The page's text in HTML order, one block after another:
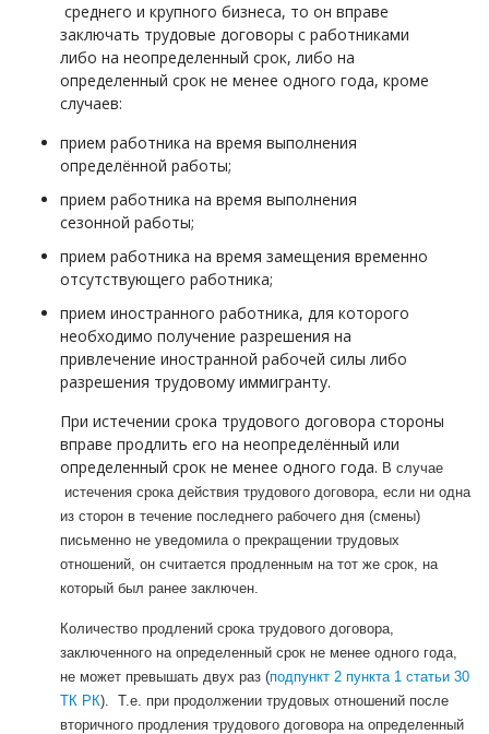
среднего и крупного бизнеса, то он вправе
заключать трудовые договоры с работниками
либо на неопределенный срок, либо на
определенный срок не менее одного года, кроме
случаев:
прием работника на время выполнения
определённой работы;
прием работника на время выполнения
сезонной работы;
прием работника на время замещения временно
отсутствующего работника;
прием иностранного работника, для которого
необходимо получение разрешения на
привлечение иностранной рабочей силы либо
разрешения трудовому иммигранту.
При истечении срока трудового договора стороны
вправе продлить его на неопределённый или
определенный срок не менее одного года. В случае
истечения срока действия трудового договора, если ни одна
из сторон в течение последнего рабочего дня (смены)
письменно не уведомила о прекращении трудовых
отношений, он считается продленным на тот же срок, на
который был ранее заключен.
Количество продлений срока трудового договора,
заключенного на определенный срок не менее одного года,
не может превышать двух раз (подпункт 2 пункта 1 статьи 30
ТК РК). Т.е. при продолжении трудовых отношений после
вторичного продления трудового договора на определенный